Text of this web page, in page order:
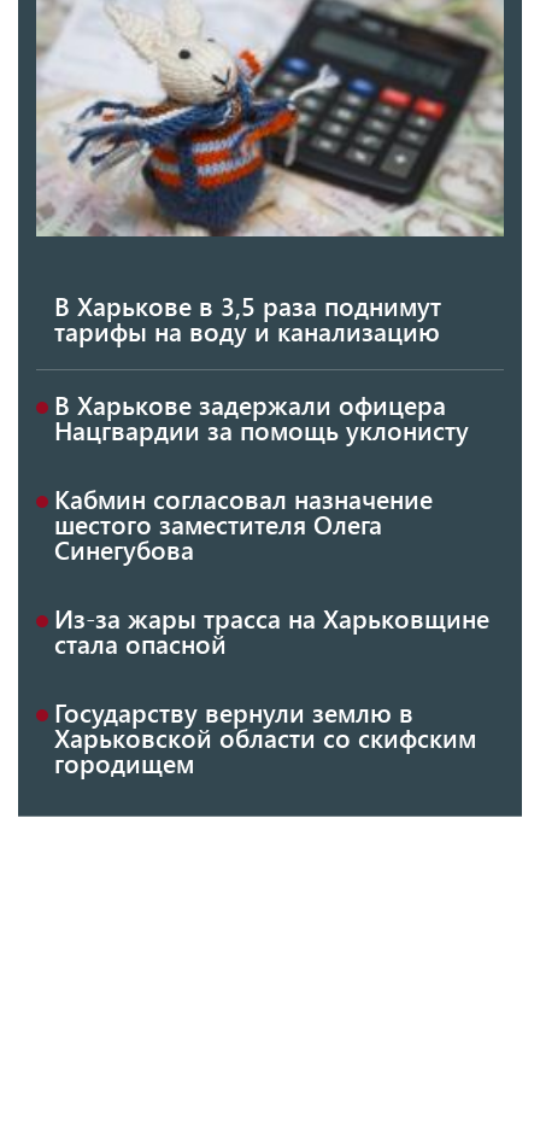
В Харькове в 3,5 раза поднимут
тарифы на воду и канализацию
В Харькове задержали офицера
Нацгвардии за помощь уклонисту
Кабмин согласовал назначение
шестого заместителя Олега
Синегубова
Из-за жары трасса на Харьковщине
стала опасной
Государству вернули землю в
Харьковской области со скифским
городищем